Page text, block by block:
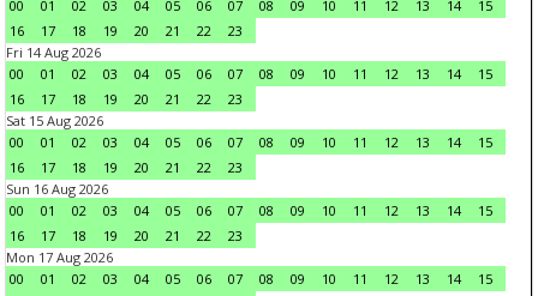
00
01 02 03 04 05 06 07 08 09 10 11 12 13 14
15
16
17 18 19 20 21 22
23
Fri 14 Aug 2026
00
01 02 03 04 05 06 07 08 09 10 11 12 13 14
15
16
17 18 19 20 21 22
23
Sat 15 Aug 2026
00
01 02 03 04 05 06 07 08 09 10 11 12 13 14
15
16
17 18 19 20 21 22
23
Sun 16 Aug 2026
00
01 02 03 04 05 06 07 08 09 10 11 12 13 14
15
16
17 18 19 20 21 22
23
Mon 17 Aug 2026
00
01 02 03 04 05 06 07 08 09 10 11 12 13 14
15